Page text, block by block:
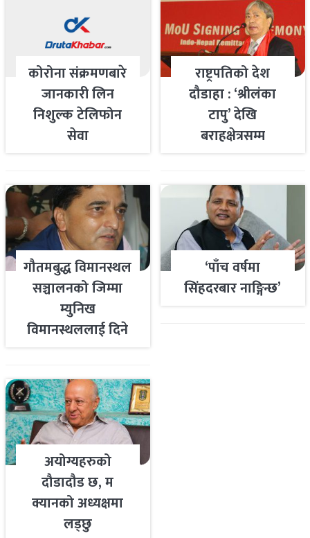
कोरोना संक्रमणबारे
जानकारी लिन
निशुल्क टेलिफोन
सेवा
राष्ट्रपतिको देश
दौडाहा : ‘श्रीलंका
टापु’ देखि
बराहक्षेत्रसम्म
गौतमबुद्ध विमानस्थल
सञ्चालनको जिम्मा
म्युनिख
विमानस्थललाई दिने
‘पाँच वर्षमा
सिंहदरबार नाङ्गिन्छ’
अयोग्यहरुको
दौडादौड छ, म
क्यानको अध्यक्षमा
लड्छु